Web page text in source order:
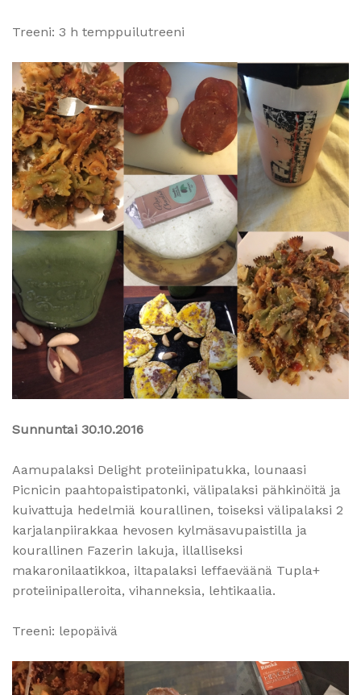
Treeni: 3 h temppuilutreeni
Sunnuntai 30.10.2016
Aamupalaksi Delight proteiinipatukka, lounaasi
Picnicin paahtopaistipatonki, välipalaksi pähkinöitä ja
kuivattuja hedelmiä kourallinen, toiseksi välipalaksi 2
karjalanpiirakkaa hevosen kylmäsavupaistilla ja
kourallinen Fazerin lakuja, illalliseksi
makaronilaatikkoa, iltapalaksi leffaeväänä Tupla+
proteiinipalleroita, vihanneksia, lehtikaalia.
Treeni: lepopäivä